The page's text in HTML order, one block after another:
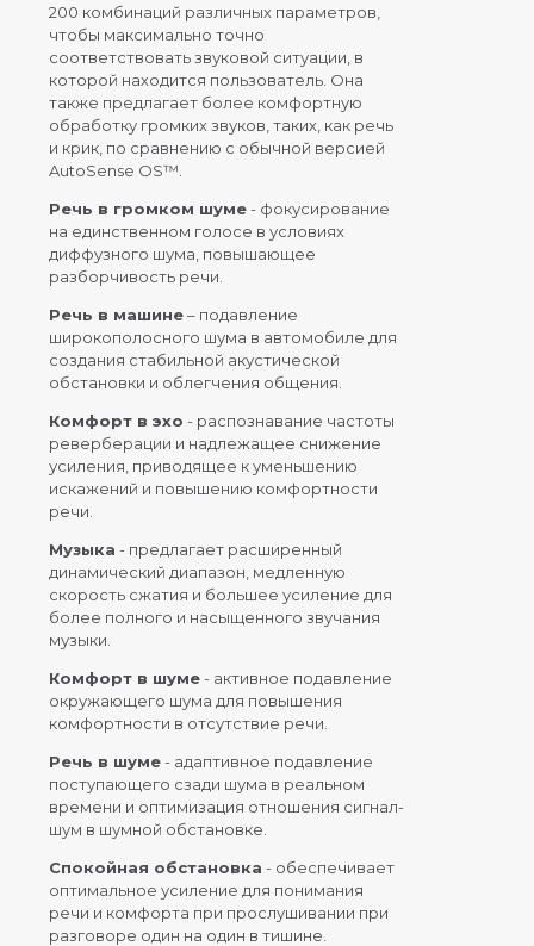
200 комбинаций различных параметров,
чтобы максимально точно
соответствовать звуковой ситуации, в
которой находится пользователь. Она
также предлагает более комфортную
обработку громких звуков, таких, как речь
и крик, по сравнению с обычной версией
AutoSense OS™.
Речь в громком шуме- фокусирование
на единственном голосе в условиях
диффузного шума, повышающее
разборчивость речи.
Речь в машине– подавление
широкополосного шума в автомобиле для
создания стабильной акустической
обстановки и облегчения общения.
Комфорт в эхо - распознавание частоты
реверберации и надлежащее снижение
усиления, приводящее к уменьшению
искажений и повышению комфортности
речи.
Музыка - предлагает расширенный
динамический диапазон, медленную
скорость сжатия и большее усиление для
более полного и насыщенного звучания
музыки.
Комфорт в шуме- активное подавление
окружающего шума для повышения
комфортности в отсутствие речи.
Речь в шуме- адаптивное подавление
поступающего сзади шума в реальном
времени и оптимизация отношения сигнал-
шум в шумной обстановке.
Спокойная обстановка - обеспечивает
оптимальное усиление для понимания
речи и комфорта при прослушивании при
разговоре один на один в тишине.